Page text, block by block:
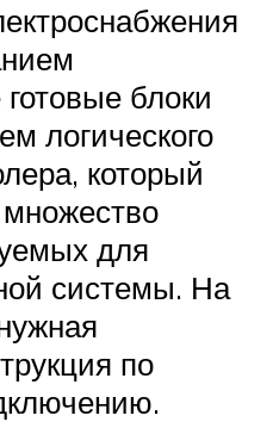
блоки
логического
который
для
системы. На
по